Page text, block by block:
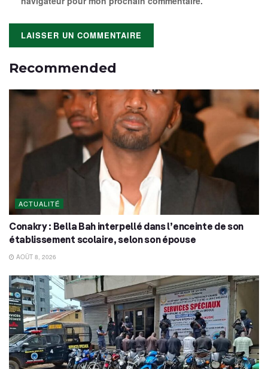
Recommended
ACTUALITÉ
Conakry : Bella Bah interpellé dans l’enceinte de son
établissement scolaire, selon son épouse
AOÛT 8, 2026